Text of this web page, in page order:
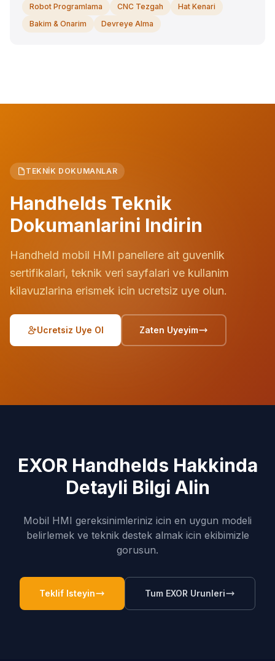
Robot Programlama CNC Tezgah
Hat Kenari
Bakim & Onarim
Devreye Alma
TEKNIK DOKUMANLAR
Handhelds Teknik
Dokumanlarini Indirin
Handheld mobil HMI panellere ait guvenlik
sertifikalari, teknik veri sayfalari ve kullanim
kilavuzlarina erismek icin ucretsiz uye olun.
Ucretsiz Uye Ol Zaten Uyeyim
EXOR Handhelds Hakkinda
Detayli Bilgi Alin
Mobil HMI gereksinimleriniz icin en uygun modeli
belirlemek ve teknik destek almak icin ekibimizle
gorusun.
Teklif Isteyin Tum EXOR Urunleri